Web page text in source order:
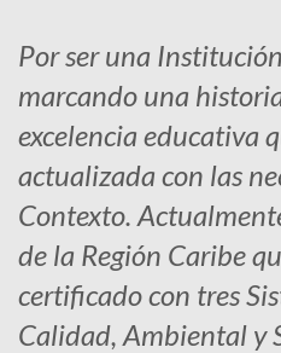
Por ser una
marcando una
excelencia educativa
actualizada con las
Contexto.
de la Región Caribe
certificado con tres
Calidad, Ambiental y